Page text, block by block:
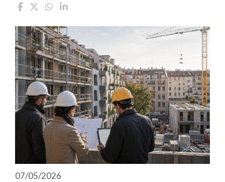
07/05/2026